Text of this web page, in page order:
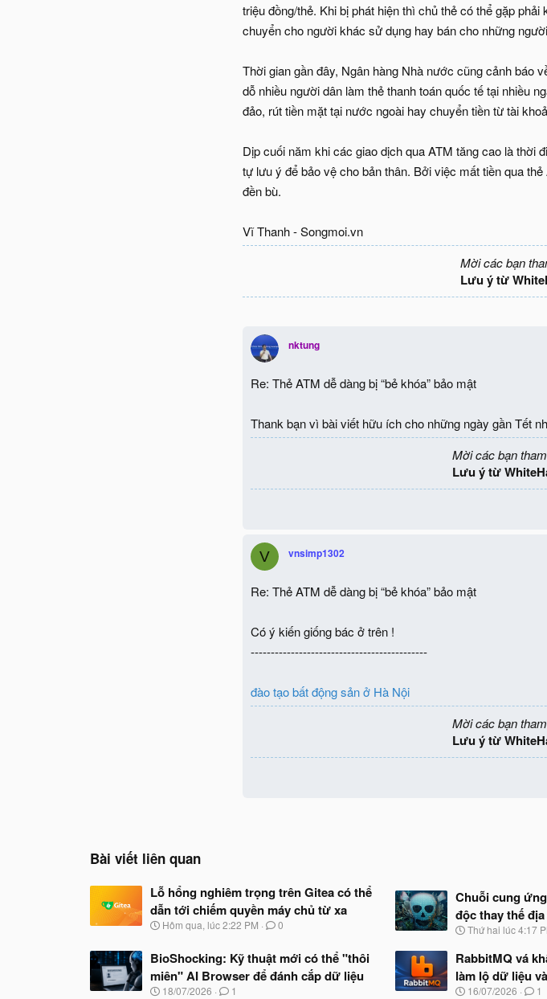
triệu đồng/thẻ. Khi bị phát hiện thì chủ thẻ có thể gặp
chuyển cho người khác sử dụng hay bán cho những
Thời gian gần đây, Ngân hàng Nhà nước cũng cảnh báo
dỗ nhiều người dân làm thẻ thanh toán quốc tế tại nhiều
đảo, rút tiền mặt tại nước ngoài hay chuyển tiền từ tài
Dịp cuối năm khi các giao dịch qua ATM tăng cao là
tự lưu ý để bảo vệ cho bản thân. Bởi việc mất tiền qua
đền bù.
Vĩ Thanh - Songmoi.vn
Mời các bạn
Lưu ý từ
nktung
Re: Thẻ ATM dễ dàng bị “bẻ khóa” bảo mật
Thank bạn vì bài viết hữu ích cho những ngày gần Tết
Mời các bạn
Lưu ý từ
V vnsimp1302
Re: Thẻ ATM dễ dàng bị “bẻ khóa” bảo mật
Có ý kiến giống bác ở trên !
--------------------------------------------
đào tạo bất động sản ở Hà Nội
Mời các bạn
Lưu ý từ
Bài viết liên quan
Lỗ hổng nghiêm trọng trên Gitea có thể
dẫn tới chiếm quyền máy chủ từ xa
N
y
b
ắ
Hôm qua, lúc 2:22 PM 0
Chuỗi cung
độc thay thế
N
à
y
b
ắ
Thứ hai lúc 4:17
BioShocking: Kỹ thuật mới có thể "thôi
miên" AI Browser để đánh cắp dữ liệu
N
18/07/2026 1
RabbitMQ vá
làm lộ dữ liệu
N
16/07/2026 1